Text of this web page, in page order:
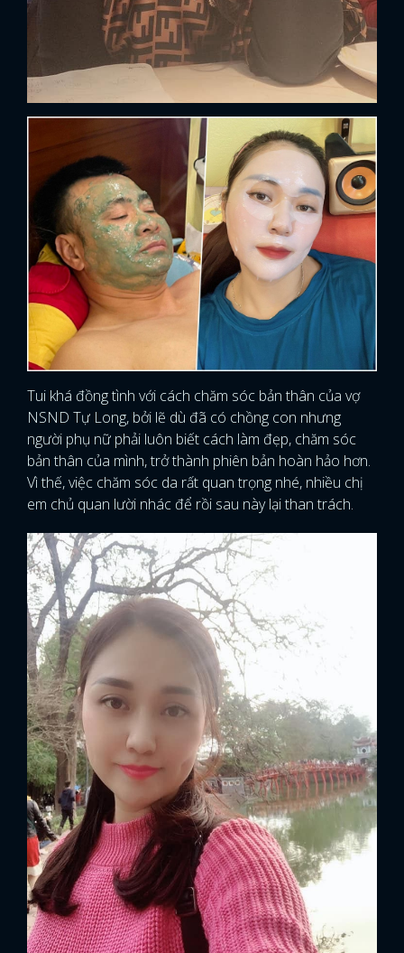
Tui khá đồng tình với cách chăm sóc bản thân của vợ
NSND Tự Long, bởi lẽ dù đã có chồng con nhưng
người phụ nữ phải luôn biết cách làm đẹp, chăm sóc
bản thân của mình, trở thành phiên bản hoàn hảo hơn.
Vì thế, việc chăm sóc da rất quan trọng nhé, nhiều chị
em chủ quan lười nhác để rồi sau này lại than trách.